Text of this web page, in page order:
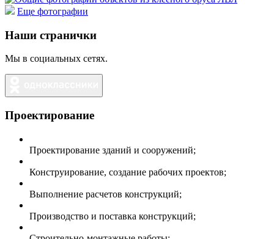
Еще фотографии
Наши странички
Мы в социальных сетях.
Проектирование
Проектирование зданий и сооружений;
Конструирование, создание рабочих проектов;
Выполнение расчетов конструкций;
Производство и поставка конструкций;